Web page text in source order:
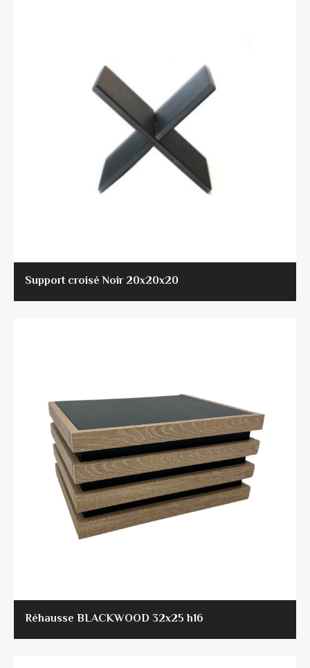
Support croisé Noir 20x20x20
Réhausse BLACKWOOD 32x25 h16